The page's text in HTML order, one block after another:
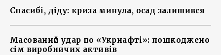
Спасибі, діду: криза минула, осад залишився
Масований удар по «Укрнафті»: пошкоджено
сім виробничих активів